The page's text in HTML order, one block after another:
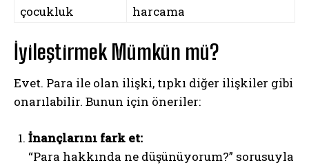
çocukluk
harcama
İyileştirmek Mümkün mü?
Evet. Para ile olan ilişki, tıpkı diğer ilişkiler gibi
onarılabilir. Bunun için öneriler:
İnançlarını fark et:
“Para hakkında ne düşünüyorum?” sorusuyla